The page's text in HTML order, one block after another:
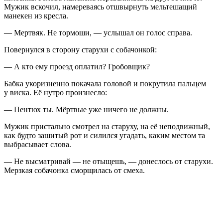
Мужик вскочил, намереваясь отшвырнуть мельтешащий
манекен из кресла.
— Мертвяк. Не тормоши, — услышал он голос справа.
Повернулся в сторону старухи с собачонкой:
— А кто ему проезд оплатил? Гробовщик?
Бабка укоризненно покачала головой и покрутила пальцем
у виска. Её нутро произнесло:
— Пентюх ты. Мёртвые уже ничего не должны.
Мужик пристально смотрел на старуху, на её неподвижный,
как будто зашитый рот и силился угадать, каким местом та
выбрасывает слова.
— Не высматривай — не отыщешь, — донеслось от старухи.
Мерзкая собачонка сморщилась от смеха.